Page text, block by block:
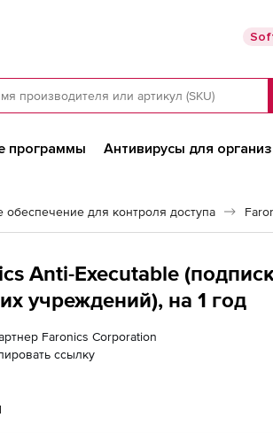
программы Антивирусы для
обеспечение для контроля доступа
Anti-Executable
учреждений), на 1 год
Faronics Corporation
ссылку